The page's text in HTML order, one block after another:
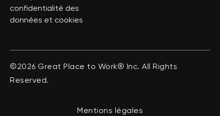
confidentialité des
données et cookies
©2026 Great Place to Work® Inc. All Rights
Reserved.
Mentions légales